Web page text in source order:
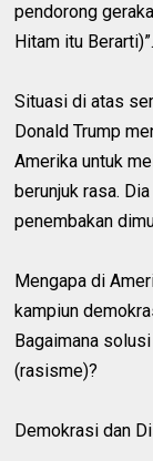
pendorong
Hitam itu Berarti)”.
Situasi di atas
Donald Trump
Amerika untuk
berunjuk rasa.
penembakan
Mengapa di
kampiun
Bagaimana
(rasisme)?
Demokrasi dan